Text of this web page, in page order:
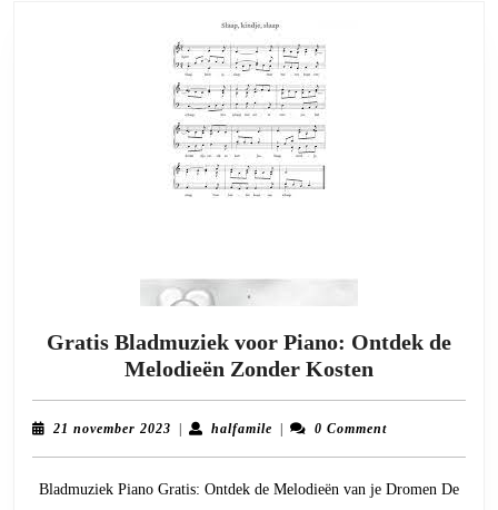
Gratis Bladmuziek voor Piano: Ontdek de
Melodieën Zonder Kosten
Bladmuziek
voor
de
21 november 2023 21| halfamilehalfamile
| 0 Comment
Bladmuziek Piano Gratis: Ontdek de Melodieën van je Dromen De